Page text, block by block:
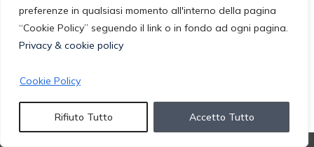
preferenze in qualsiasi momento all'interno della pagina
“Cookie Policy” seguendo il link o in fondo ad ogni pagina.
Privacy & cookie policy
Cookie Policy
Rifiuto Tutto Accetto Tutto